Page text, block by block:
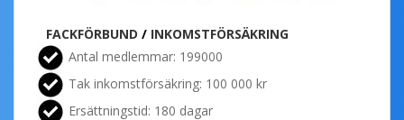
FACKFÖRBUND / INKOMSTFÖRSÄKRING
Antal medlemmar: 199000
Tak inkomstförsäkring: 100 000 kr
Ersättningstid: 180 dagar